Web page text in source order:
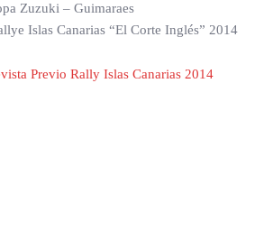
Zuzuki – Guimaraes
Islas Canarias “El Corte Inglés” 2014
Previo Rally Islas Canarias 2014